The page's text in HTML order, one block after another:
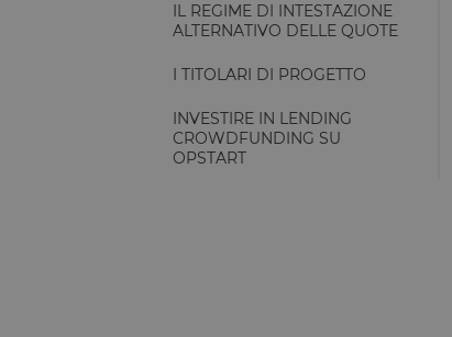
IL REGIME DI INTESTAZIONE
ALTERNATIVO DELLE QUOTE
I TITOLARI DI PROGETTO
INVESTIRE IN LENDING
CROWDFUNDING SU
OPSTART